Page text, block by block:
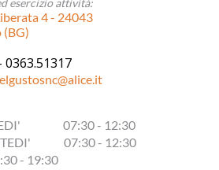
esercizio attività:
4 - 24043
(BG)
07:30 - 12:30
07:30 - 12:30
- 19:30